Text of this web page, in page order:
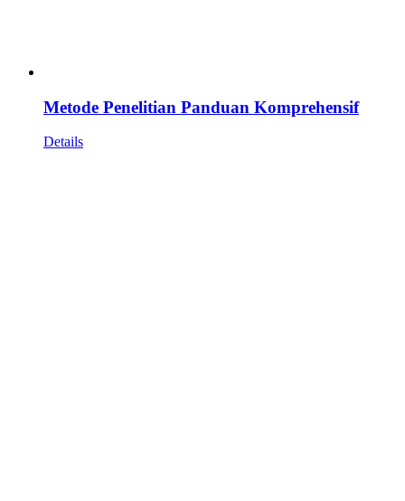
Metode Penelitian Panduan Komprehensif
Details